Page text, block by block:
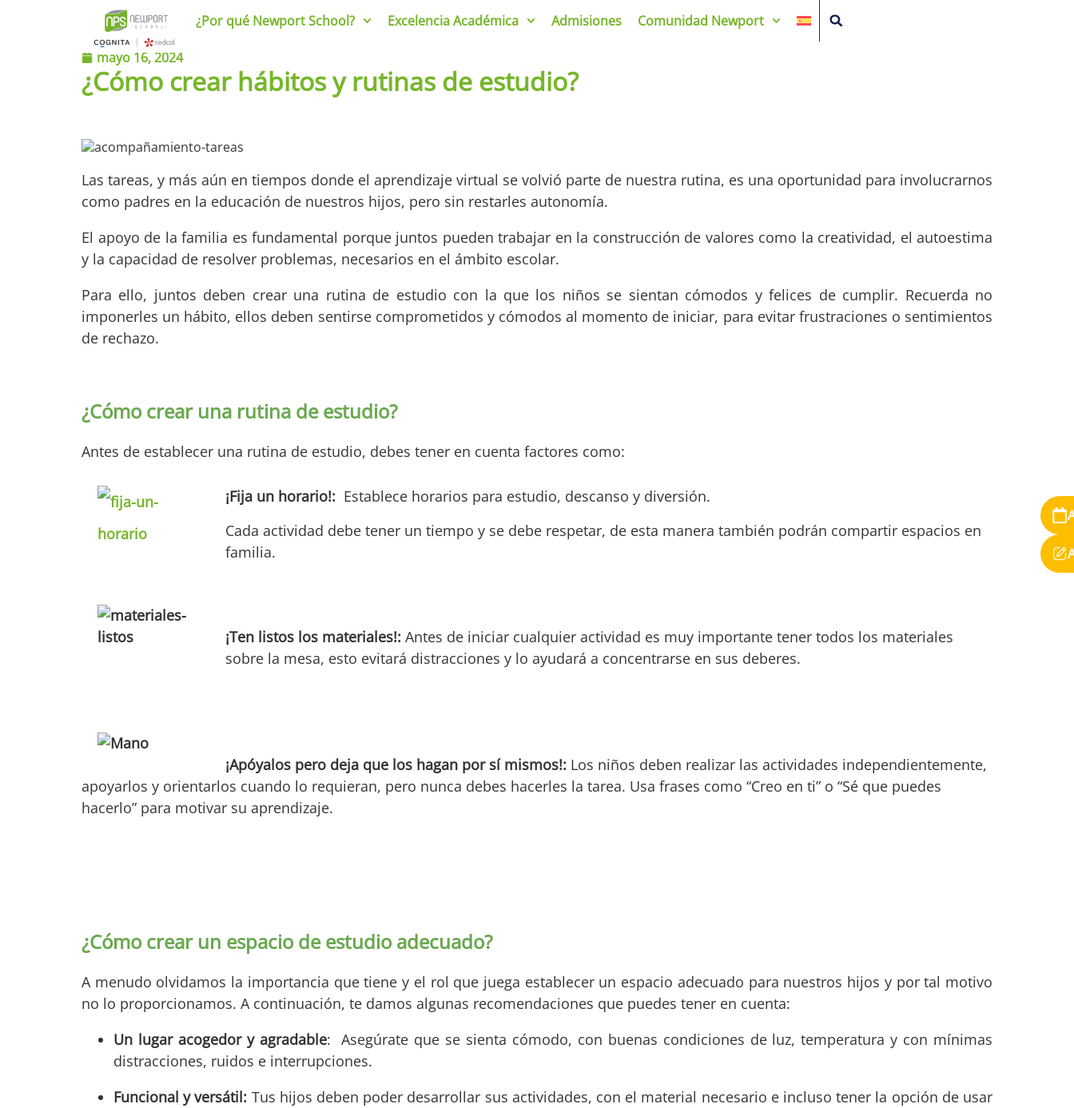
¿Por qué Newport School? Excelencia Académica Admisiones Comunidad Newport
mayo 16, 2024
¿Cómo crear hábitos y rutinas de estudio?
Las tareas, y más aún en tiempos donde el aprendizaje virtual se volvió parte de nuestra rutina, es una oportunidad para involucrarnos
como padres en la educación de nuestros hijos, pero sin restarles autonomía.
El apoyo de la familia es fundamental porque juntos pueden trabajar en la construcción de valores como la creatividad, el autoestima
y la capacidad de resolver problemas, necesarios en el ámbito escolar.
Para ello, juntos deben crear una rutina de estudio con la que los niños se sientan cómodos y felices de cumplir. Recuerda no
imponerles un hábito, ellos deben sentirse comprometidos y cómodos al momento de iniciar, para evitar frustraciones o sentimientos
de rechazo.
¿Cómo crear una rutina de estudio?
Antes de establecer una rutina de estudio, debes tener en cuenta factores como:
¡Fija un horario!: Establece horarios para estudio, descanso y diversión.
Cada actividad debe tener un tiempo y se debe respetar, de esta manera también podrán compartir espacios en
familia.
¡Ten listos los materiales!: Antes de iniciar cualquier actividad es muy importante tener todos los materiales
sobre la mesa, esto evitará distracciones y lo ayudará a concentrarse en sus deberes.
¡Apóyalos pero deja que los hagan por sí mismos!: Los niños deben realizar las actividades independientemente,
apoyarlos y orientarlos cuando lo requieran, pero nunca debes hacerles la tarea. Usa frases como “Creo en ti” o “Sé que puedes
hacerlo” para motivar su aprendizaje.
¿Cómo crear un espacio de estudio adecuado?
A menudo olvidamos la importancia que tiene y el rol que juega establecer un espacio adecuado para nuestros hijos y por tal motivo
no lo proporcionamos. A continuación, te damos algunas recomendaciones que puedes tener en cuenta:
Un lugar acogedor y agradable: Asegúrate que se sienta cómodo, con buenas condiciones de luz, temperatura y con mínimas
distracciones, ruidos e interrupciones.
Funcional y versátil: Tus hijos deben poder desarrollar sus actividades, con el material necesario e incluso tener la opción de usar